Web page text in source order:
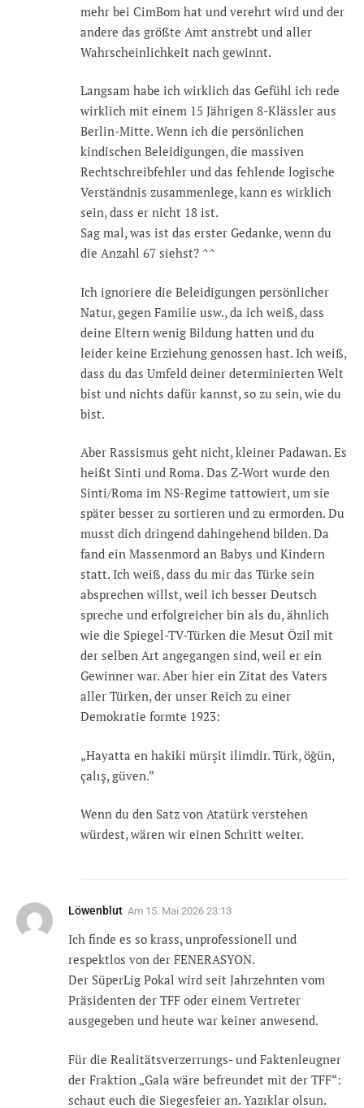
mehr bei CimBom hat und verehrt wird und der
andere das größte Amt anstrebt und aller
Wahrscheinlichkeit nach gewinnt.
Langsam habe ich wirklich das Gefühl ich rede
wirklich mit einem 15 Jährigen 8-Klässler aus
Berlin-Mitte. Wenn ich die persönlichen
kindischen Beleidigungen, die massiven
Rechtschreibfehler und das fehlende logische
Verständnis zusammenlege, kann es wirklich
sein, dass er nicht 18 ist.
Sag mal, was ist das erster Gedanke, wenn du
die Anzahl 67 siehst? ^^
Ich ignoriere die Beleidigungen persönlicher
Natur, gegen Familie usw., da ich weiß, dass
deine Eltern wenig Bildung hatten und du
leider keine Erziehung genossen hast. Ich weiß,
dass du das Umfeld deiner determinierten Welt
bist und nichts dafür kannst, so zu sein, wie du
bist.
Aber Rassismus geht nicht, kleiner Padawan. Es
heißt Sinti und Roma. Das Z-Wort wurde den
Sinti/Roma im NS-Regime tattowiert, um sie
später besser zu sortieren und zu ermorden. Du
musst dich dringend dahingehend bilden. Da
fand ein Massenmord an Babys und Kindern
statt. Ich weiß, dass du mir das Türke sein
absprechen willst, weil ich besser Deutsch
spreche und erfolgreicher bin als du, ähnlich
wie die Spiegel-TV-Türken die Mesut Özil mit
der selben Art angegangen sind, weil er ein
Gewinner war. Aber hier ein Zitat des Vaters
aller Türken, der unser Reich zu einer
Demokratie formte 1923:
„Hayatta en hakiki mürşit ilimdir. Türk, öğün,
çalış, güven.“
Wenn du den Satz von Atatürk verstehen
würdest, wären wir einen Schritt weiter.
Löwenblut Am 15. Mai 2026 23:13
Ich finde es so krass, unprofessionell und
respektlos von der FENERASYON.
Der SüperLig Pokal wird seit Jahrzehnten vom
Präsidenten der TFF oder einem Vertreter
ausgegeben und heute war keiner anwesend.
Für die Realitätsverzerrungs- und Faktenleugner
der Fraktion „Gala wäre befreundet mit der TFF“:
schaut euch die Siegesfeier an. Yazıklar olsun.